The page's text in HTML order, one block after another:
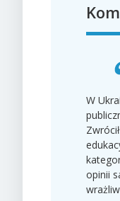
W
opinii